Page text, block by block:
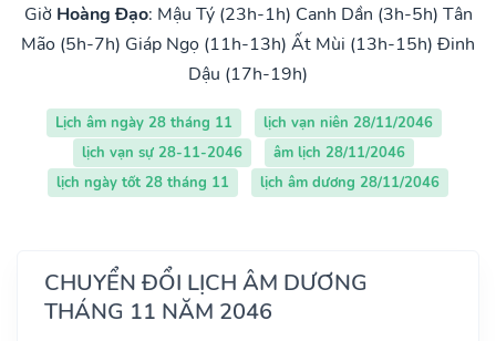
Giờ Hoàng Đạo: Mậu Tý (23h-1h) Canh Dần (3h-5h) Tân
Mão (5h-7h) Giáp Ngọ (11h-13h) Ất Mùi (13h-15h) Đinh
Dậu (17h-19h)
Lịch âm ngày 28 tháng 11
lịch vạn niên 28/11/2046
lịch vạn sự 28-11-2046
âm lịch 28/11/2046
lịch ngày tốt 28 tháng 11
lịch âm dương 28/11/2046
CHUYỂN ĐỔI LỊCH ÂM DƯƠNG
THÁNG 11 NĂM 2046